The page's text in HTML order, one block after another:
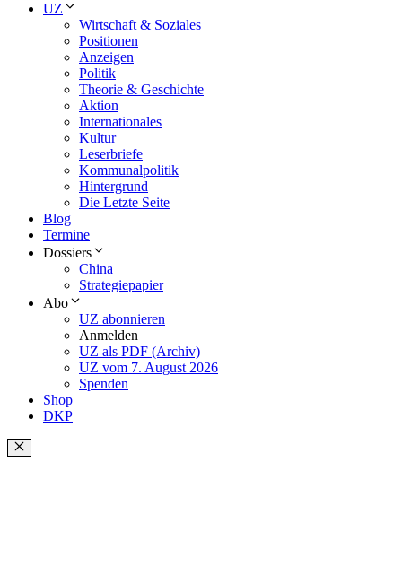
UZ
Wirtschaft & Soziales
Positionen
Anzeigen
Politik
Theorie & Geschichte
Aktion
Internationales
Kultur
Leserbriefe
Kommunalpolitik
Hintergrund
Die Letzte Seite
Blog
Termine
Dossiers
China
Strategiepapier
Abo
UZ abonnieren
Anmelden
UZ als PDF (Archiv)
UZ vom 7. August 2026
Spenden
Shop
DKP
Schließen